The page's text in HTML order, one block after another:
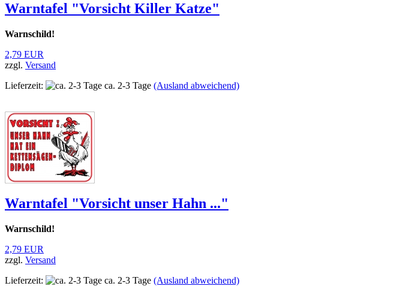
Warntafel "Vorsicht Killer Katze"
Warnschild!
2,79 EUR
zzgl. Versand
Lieferzeit:
ca. 2-3 Tage (Ausland abweichend)
Warntafel "Vorsicht unser Hahn ..."
Warnschild!
2,79 EUR
zzgl. Versand
Lieferzeit:
ca. 2-3 Tage (Ausland abweichend)